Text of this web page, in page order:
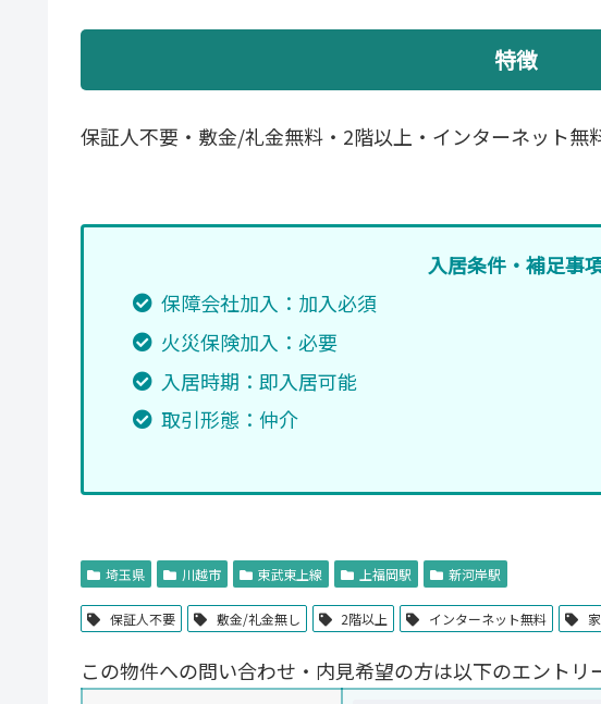
特徴
保証人不要・敷金/礼金無料・2階以上・インターネット無
入居条件・補足事
保障会社加入：加入必須
火災保険加入：必要
入居時期：即入居可能
取引形態：仲介
埼玉県 川越市 東武東上線 上福岡駅 新河岸駅
保証人不要 敷金/礼金無し 2階以上 インターネット無料
この物件への問い合わせ・内見希望の方は以下のエントリ